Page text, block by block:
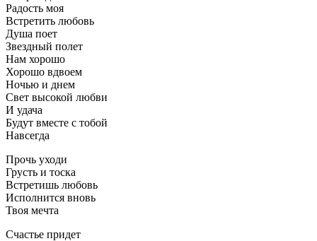
Радость моя
Встретить любовь
Душа поет
Звездный полет
Нам хорошо
Хорошо вдвоем
Ночью и днем
Свет высокой любви
И удача
Будут вместе с тобой
Навсегда
Прочь уходи
Грусть и тоска
Встретишь любовь
Исполнится вновь
Твоя мечта
Счастье придет